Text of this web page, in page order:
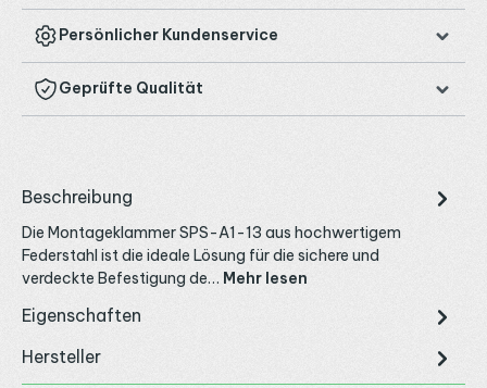
Persönlicher Kundenservice
Geprüfte Qualität
Beschreibung
Die Montageklammer SPS-A1-13 aus hochwertigem
Federstahl ist die ideale Lösung für die sichere und
verdeckte Befestigung de… Mehr lesen
Eigenschaften
Hersteller